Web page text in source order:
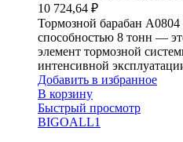
10 724,64 ₽
Тормозной барабан A0804
способностью 8 тонн —
элемент тормозной
интенсивной
Добавить в избранное
В корзину
Быстрый просмотр
BIGOALL1